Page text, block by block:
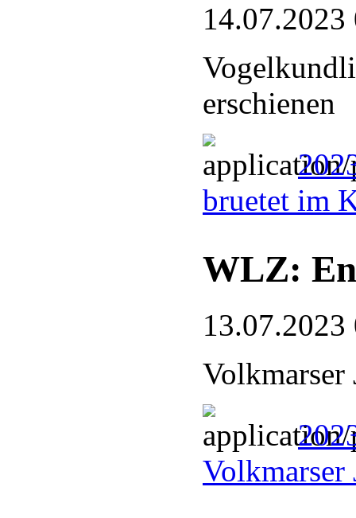
14.07.2023
erschienen
bruetet im
WLZ:
13.07.2023
Volkmarser